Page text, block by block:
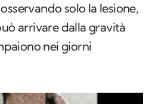
solo la lesione,
arrivare dalla gravità
nei giorni